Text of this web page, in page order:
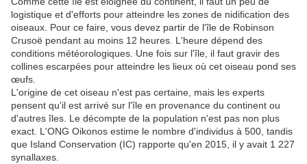
logistique et d'efforts pour atteindre les zones de nidification des
oiseaux. Pour ce faire, vous devez partir de l'île de Robinson
Crusoë pendant au moins 12 heures. L'heure dépend des
conditions météorologiques. Une fois sur l'île, il faut gravir des
collines escarpées pour atteindre les lieux où cet oiseau pond ses
œufs.
L'origine de cet oiseau n'est pas certaine, mais les experts
pensent qu'il est arrivé sur l'île en provenance du continent ou
d'autres îles. Le décompte de la population n'est pas non plus
exact. L'ONG Oikonos estime le nombre d'individus à 500, tandis
que Island Conservation (IC) rapporte qu'en 2015, il y avait 1 227
synallaxes.